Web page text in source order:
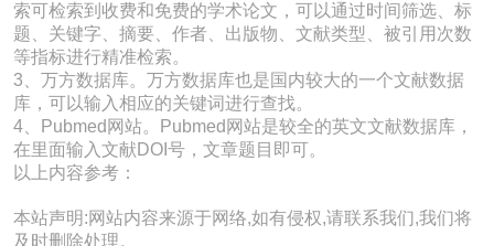
索可检索到收费和免费的学术论文，可以通过时间筛选、标
题、关键字、摘要、作者、出版物、文献类型、被引用次数
等指标进行精准检索。
3、万方数据库。万方数据库也是国内较大的一个文献数据
库，可以输入相应的关键词进行查找。
4、Pubmed网站。Pubmed网站是较全的英文文献数据库，
在里面输入文献DOI号，文章题目即可。
以上内容参考：
本站声明:网站内容来源于网络,如有侵权,请联系我们,我们将
及时删除处理。